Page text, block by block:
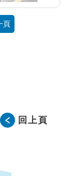
頁
回上頁